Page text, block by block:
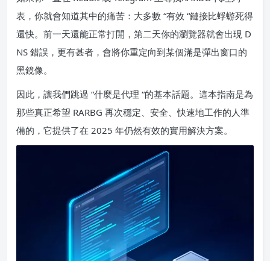
表，你就會知道其中的痛苦：大多數 “有效 “鏈接比蜉蝣死得
還快。前一天還能正常打開，第二天你的瀏覽器就會出現 D
NS 錯誤，更有甚者，會將你重定向到某個滿是彈出窗口的
黑鏡像。
因此，讓我們跳過 “什麼是代理 “的基本話題。這本指南是為
那些真正希望 RARBG 再次穩定、安全、快速地工作的人準
備的，它提供了在 2025 年仍然有效的實用解決方案。